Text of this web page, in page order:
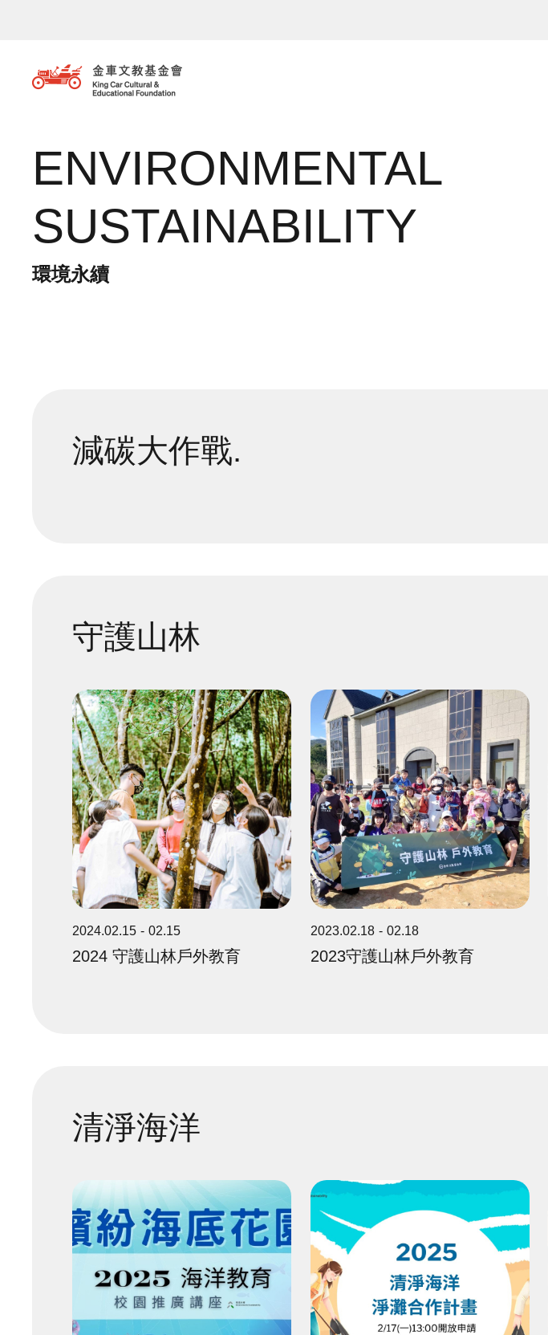
ENVIRONMENTAL
SUSTAINABILITY
環境永續
減碳大作戰.
守護山林
2024.02.15 02.15
2024 守護山林戶外教育
2023.02.18 02.18
2023守護山林戶外教育
清淨海洋